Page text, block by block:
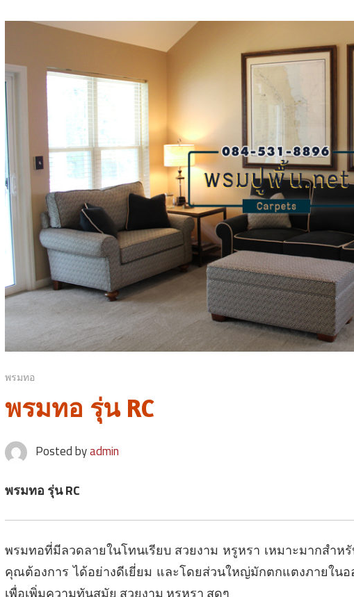
พรมทอ
พรมทอ รุ่น RC
Posted byadmin
พรมทอ รุ่น RC
พรมทอที่มีลวดลายในโทนเรียบ สวยงาม หรูหรา เหมาะมากสำ
คุณต้องการ ได้อย่างดีเยี่ยม และโดยส่วนใหญ่มักตกแตงภายใน
เพื่อเพิ่มความทันสมัย สวยงาม หรูหรา สุดๆ